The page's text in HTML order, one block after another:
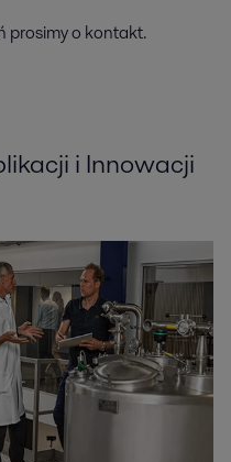
prosimy o kontakt.
i Innowacji